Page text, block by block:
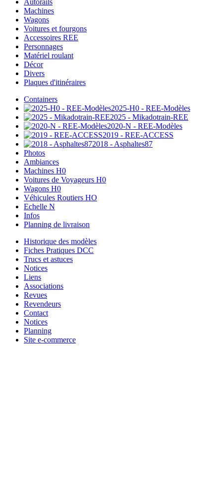
Autorails
Machines
Wagons
Voitures et fourgons
Accessoires REE
Personnages
Matériel roulant
Décor
Divers
Plaques d'itinéraires
Containers
2025-H0 - REE-Modèles
2025 - Mikadotrain-REE
2020-N - REE-Modèles
2019 - REE-ACCESS
2018 - Asphaltes87
Photos
Ambiances
Machines H0
Voitures de Voyageurs H0
Wagons H0
Véhicules Routiers HO
Echelle N
Infos
Planning de livraison
Historique des modèles
Fiches Pratiques DCC
Trucs et astuces
Notices
Liens
Associations
Revues
Revendeurs
Contact
Notices
Planning
Site e-commerce